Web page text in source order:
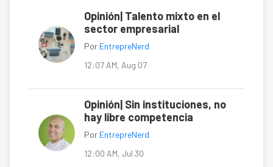
Opinión| Talento mixto en el
sector empresarial
Por EntrepreNerd
12:07 AM, Aug 07
Opinión| Sin instituciones, no
hay libre competencia
Por EntrepreNerd
12:00 AM, Jul 30